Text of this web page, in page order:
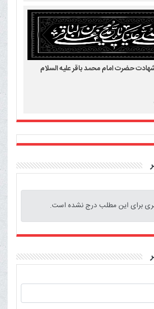
حضرت امام محمد باقر علیه السلام
برای این مطلب درج نشده است.